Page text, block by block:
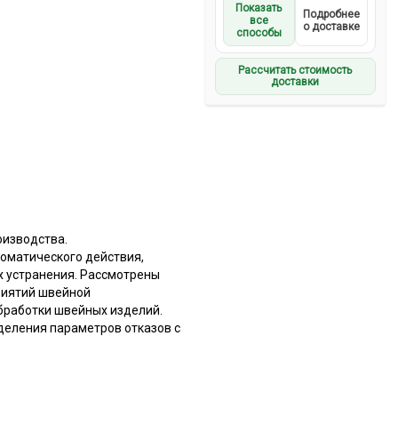
Показать
все
способы
Подробнее
о доставке
Рассчитать стоимость
доставки
действия,
устранения. Рассмотрены
швейной
швейных изделий.
параметров отказов с